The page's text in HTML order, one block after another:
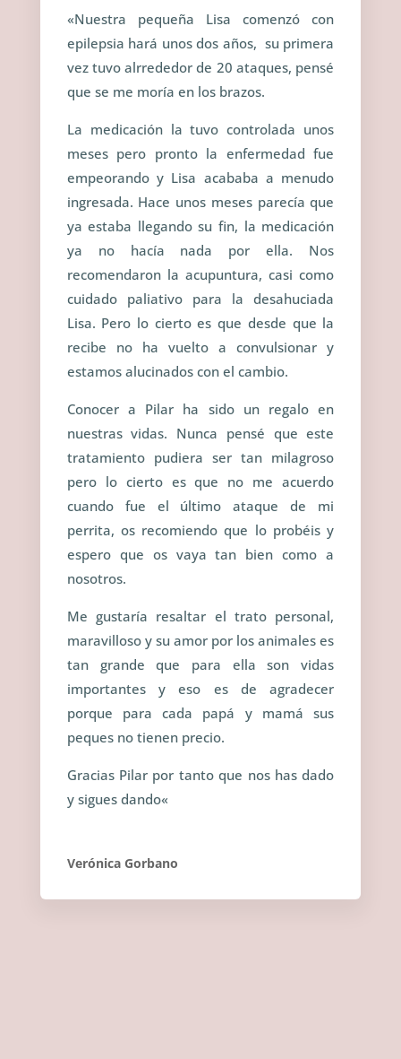
«Nuestra pequeña Lisa comenzó con
epilepsia hará unos dos años, su primera
vez tuvo alrrededor de 20 ataques, pensé
que se me moría en los brazos.
La medicación la tuvo controlada unos
meses pero pronto la enfermedad fue
empeorando y Lisa acababa a menudo
ingresada. Hace unos meses parecía que
ya estaba llegando su fin, la medicación
ya no hacía nada por ella. Nos
recomendaron la acupuntura, casi como
cuidado paliativo para la desahuciada
Lisa. Pero lo cierto es que desde que la
recibe no ha vuelto a convulsionar y
estamos alucinados con el cambio.
Conocer a Pilar ha sido un regalo en
nuestras vidas. Nunca pensé que este
tratamiento pudiera ser tan milagroso
pero lo cierto es que no me acuerdo
cuando fue el último ataque de mi
perrita, os recomiendo que lo probéis y
espero que os vaya tan bien como a
nosotros.
Me gustaría resaltar el trato personal,
maravilloso y su amor por los animales es
tan grande que para ella son vidas
importantes y eso es de agradecer
porque para cada papá y mamá sus
peques no tienen precio.
Gracias Pilar por tanto que nos has dado
y sigues dando«
Verónica Gorbano